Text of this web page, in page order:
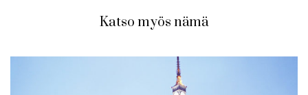
Katso myös nämä